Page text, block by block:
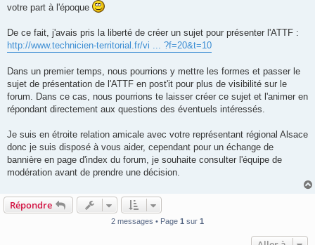
votre part à l'époque
De ce fait, j'avais pris la liberté de créer un sujet pour présenter l'ATTF :
http://www.technicien-territorial.fr/vi ... ?f=20&t=10
Dans un premier temps, nous pourrions y mettre les formes et passer le
sujet de présentation de l'ATTF en post'it pour plus de visibilité sur le
forum. Dans ce cas, nous pourrions te laisser créer ce sujet et l'animer en
répondant directement aux questions des éventuels intéressés.
Je suis en étroite relation amicale avec votre représentant régional Alsace
donc je suis disposé à vous aider, cependant pour un échange de
bannière en page d'index du forum, je souhaite consulter l'équipe de
modération avant de prendre une décision.
Répondre
2 messages • Page 1 sur 1